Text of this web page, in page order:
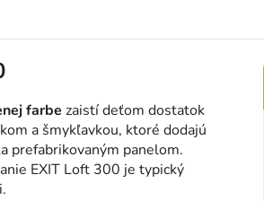
farbe zaistí deťom dostatok
a šmykľavkou, ktoré dodajú
prefabrikovaným panelom.
EXIT Loft 300 je typický